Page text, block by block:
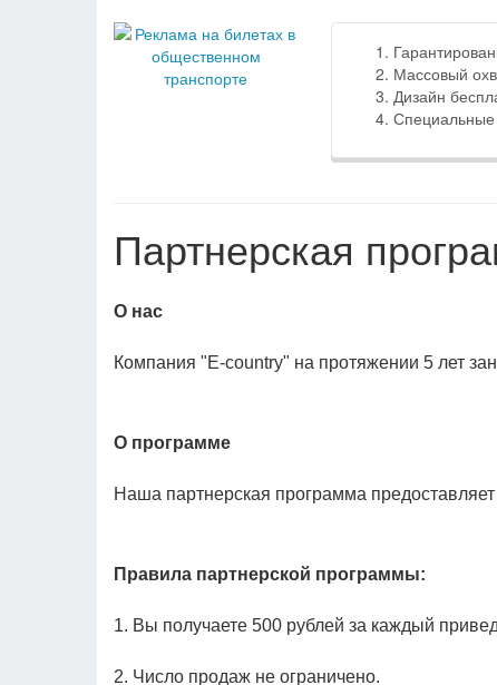
Массовый
Дизайн
Партнерская
О нас
Компания "E-country" на протяжении 5 лет
О программе
Наша партнерская программа
Правила партнерской программы:
1. Вы получаете 500 рублей за каждый
2. Число продаж не ограничено.